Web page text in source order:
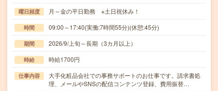
曜日頻度 月～金の平日勤務 ※土日祝休み！
時間 09:00～17:40(実働:7時間55分)(休憩:45分)
期間 2026/9/上旬～長期（3カ月以上）
時給 時給1700円
仕事内容
大手化粧品会社での事務サポートのお仕事です。請求書処
理、メールやSNSの配信コンテンツ登録、費用振替…